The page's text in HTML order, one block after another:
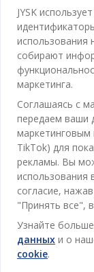
Категории
Спальня
Ванная
Кабинет
Гостиная
Столовая
Хранение
Шторы
Для Сада
Товары для дома
Отдел
Контакты
Магазины и
Акции
Гарантия цены
Гарантия на
Политика
Скидочная карта
JYSK
Про JYSK
JYSK.com
Пресса
Вакансии
Новостная
Вдохновение
ОФИС
TAROL-DD
Республика
JYSK BUSINESS
Продажи и
Телефон: 060
E-mail:
JYSK
Контактный
Телефон: 022
Следите за Jysk
JYSK
использования
собирают
маркетинга.
Соглашаясь с
передаем ваши
маркетинговым
TikTok) для
рекламы. Вы
использования
согласие,
"Принять все",
Узнайте больше
данных и о
cookie.